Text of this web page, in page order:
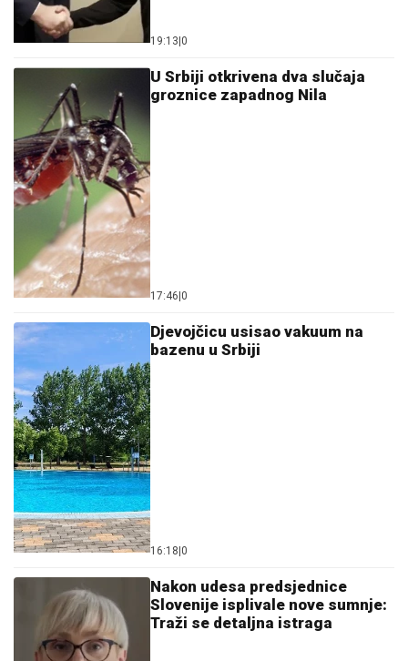
19:13 0
U Srbiji otkrivena dva slučaja
groznice zapadnog Nila
17:46 0
Djevojčicu usisao vakuum na
bazenu u Srbiji
16:18 0
Nakon udesa predsjednice
Slovenije isplivale nove sumnje:
Traži se detaljna istraga